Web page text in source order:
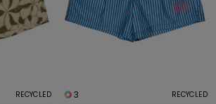
RECYCLED 3 RECYCLED